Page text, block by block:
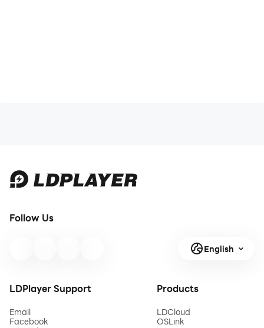
Follow Us
English
LDPlayer Support
Email
Facebook
Products
LDCloud
OSLink